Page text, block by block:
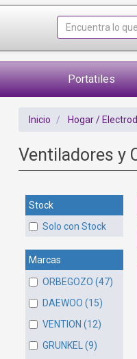
Portatiles
Inicio Hogar /
Ventiladores y
Stock
Solo con Stock
Marcas
ORBEGOZO (47)
DAEWOO (15)
VENTION (12)
GRUNKEL (9)